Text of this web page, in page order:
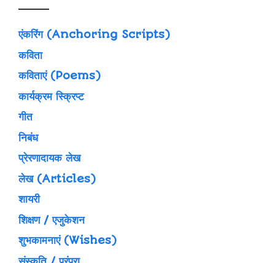
एंकरिंग (Anchoring Scripts)
कविता
कविताएं (Poems)
कार्यक्रम स्क्रिप्ट
गीत
निबंध
प्रेरणादायक लेख
लेख (Articles)
शायरी
शिक्षण / एजुकेशन
शुभकामनाएं (Wishes)